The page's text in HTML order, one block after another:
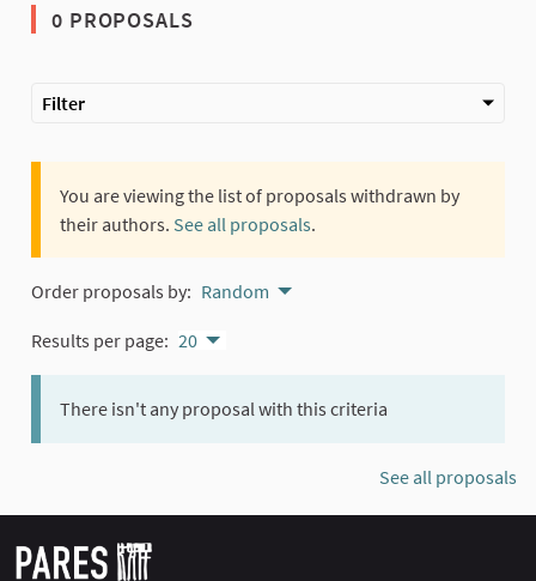
0 PROPOSALS
Filter
You are viewing the list of proposals withdrawn by
their authors. See all proposals.
Order proposals by: Random
Results per page: 20
There isn't any proposal with this criteria
See all proposals